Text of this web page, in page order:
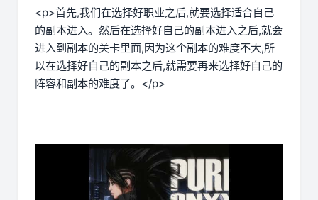
<p>首先,我们在选择好职业之后,就要选择适合自己
的副本进入。然后在选择好自己的副本进入之后,就会
进入到副本的关卡里面,因为这个副本的难度不大,所
以在选择好自己的副本之后,就需要再来选择好自己的
阵容和副本的难度了。</p>